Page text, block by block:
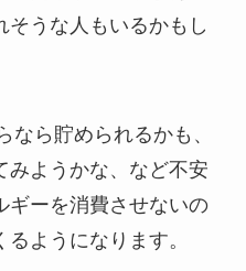
そうな人もいるかもし
ら貯められるかも、
みようかな、など不安
ギーを消費させないの
ようになります。